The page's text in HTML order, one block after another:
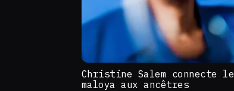
Christine Salem connecte le
maloya aux ancêtres